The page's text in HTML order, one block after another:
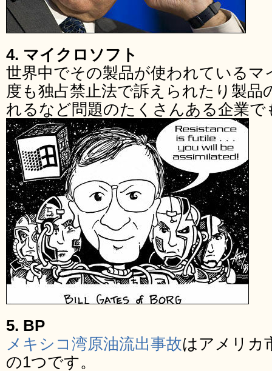
4. マイクロソフト
世界中でその製品が使われている
度も独占禁止法で訴えられたり製品
れるなど問題のたくさんある企業で
5. BP
メキシコ湾原油流出事故はアメリカ
の1つです。